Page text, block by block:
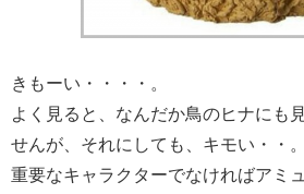
きもーい・・・・。
よく見ると、なんだか鳥のヒナにも
せんが、それにしても、キモい・・。
重要なキャラクターでなければアミ